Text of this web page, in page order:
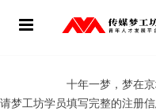
十年一梦，梦在
请梦工坊学员填写完整的注册